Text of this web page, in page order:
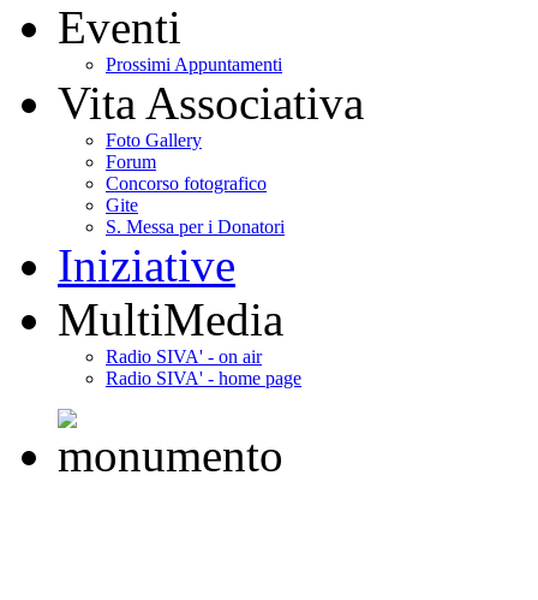
Eventi
Prossimi Appuntamenti
Vita Associativa
Foto Gallery
Forum
Concorso fotografico
Gite
S. Messa per i Donatori
Iniziative
MultiMedia
Radio SIVA' - on air
Radio SIVA' - home page